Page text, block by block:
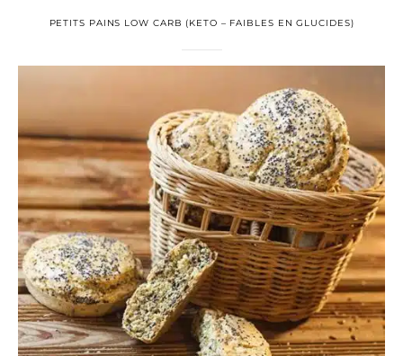
PETITS PAINS LOW CARB (KETO – FAIBLES EN GLUCIDES)